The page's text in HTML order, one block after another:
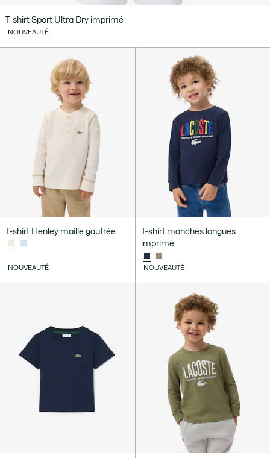
T-shirt Sport Ultra Dry imprimé
NOUVEAUTÉ
T-shirt Henley maille gaufrée
NOUVEAUTÉ
T-shirt manches longues
imprimé
NOUVEAUTÉ